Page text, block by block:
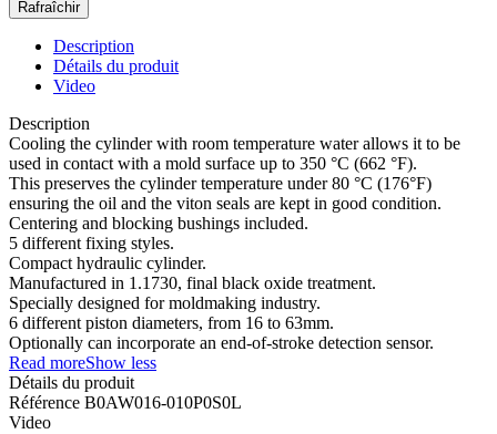
Description
Détails du produit
Video
Description
Cooling the cylinder with room temperature water allows it to be
used in contact with a mold surface up to 350 °C (662 °F).
This preserves the cylinder temperature under 80 °C (176°F)
ensuring the oil and the viton seals are kept in good condition.
Centering and blocking bushings included.
5 different fixing styles.
Compact hydraulic cylinder.
Manufactured in 1.1730, final black oxide treatment.
Specially designed for moldmaking industry.
6 different piston diameters, from 16 to 63mm.
Optionally can incorporate an end-of-stroke detection sensor.
Read moreShow less
Détails du produit
Référence B0AW016-010P0S0L
Video